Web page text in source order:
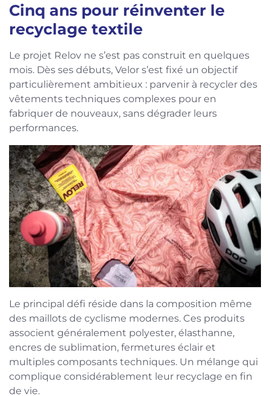
Cinq ans pour réinventer le
recyclage textile
Le projet Relov ne s’est pas construit en quelques
mois. Dès ses débuts, Velor s’est fixé un objectif
particulièrement ambitieux : parvenir à recycler des
vêtements techniques complexes pour en
fabriquer de nouveaux, sans dégrader leurs
performances.
Le principal défi réside dans la composition même
des maillots de cyclisme modernes. Ces produits
associent généralement polyester, élasthanne,
encres de sublimation, fermetures éclair et
multiples composants techniques. Un mélange qui
complique considérablement leur recyclage en fin
de vie.